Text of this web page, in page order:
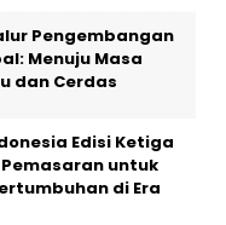
Pengembangan
Menuju Masa
dan Cerdas
Edisi Ketiga
untuk
di Era